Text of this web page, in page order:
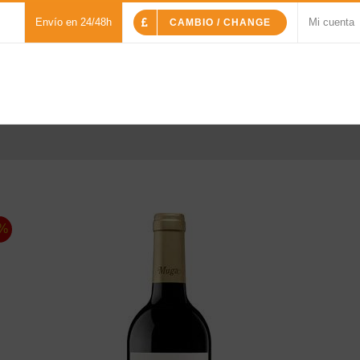
Envío en 24/48h CAMBIO / CHANGE Mi cuenta